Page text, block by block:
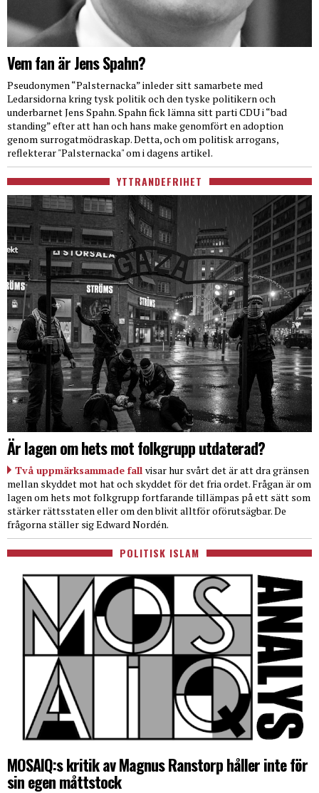
Vem fan är Jens Spahn?
Pseudonymen “Palsternacka” inleder sitt samarbete med
Ledarsidorna kring tysk politik och den tyske politikern och
underbarnet Jens Spahn. Spahn fick lämna sitt parti CDU i “bad
standing” efter att han och hans make genomfört en adoption
genom surrogatmödraskap. Detta, och om politisk arrogans,
reflekterar "Palsternacka" om i dagens artikel.
YTTRANDEFRIHET
Är lagen om hets mot folkgrupp utdaterad?
Två uppmärksammade fall visar hur svårt det är att dra gränsen
mellan skyddet mot hat och skyddet för det fria ordet. Frågan är om
lagen om hets mot folkgrupp fortfarande tillämpas på ett sätt som
stärker rättsstaten eller om den blivit alltför oförutsägbar. De
frågorna ställer sig Edward Nordén.
POLITISK ISLAM
MOSAIQ:s kritik av Magnus Ranstorp håller inte för
sin egen måttstock